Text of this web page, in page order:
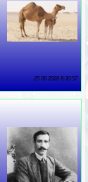
25 06 2026 8:30:57